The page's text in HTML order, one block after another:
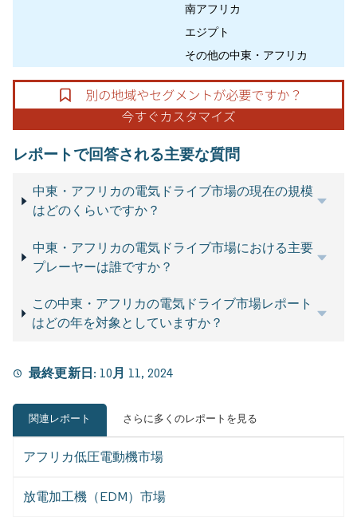
南アフリカ
エジプト
その他の中東・アフリカ
レポートで回答される主要な質問
中東・アフリカの電気ドライブ市場の現在の規模
はどのくらいですか？
中東・アフリカの電気ドライブ市場における主要
プレーヤーは誰ですか？
この中東・アフリカの電気ドライブ市場レポート
はどの年を対象としていますか？
最終更新日: 10月 11, 2024
関連レポート さらに多くのレポートを見る
アフリカ低圧電動機市場
放電加工機（EDM）市場